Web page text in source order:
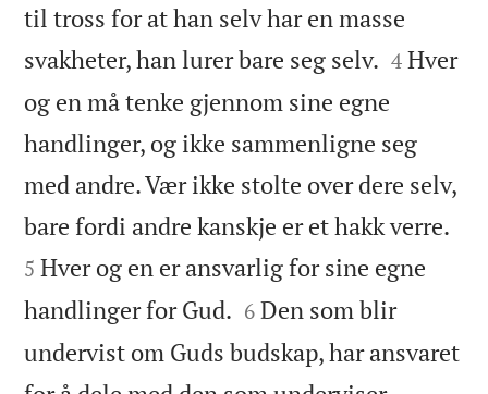
til tross for at han selv har en masse
svakheter, han lurer bare seg selv. 

4 Hver
og en må tenke gjennom sine egne
handlinger, og ikke sammenligne seg
med andre. Vær ikke stolte over dere selv,
bare fordi andre kanskje er et hakk verre.
5 Hver og en er ansvarlig for sine egne
handlinger for Gud. 

6 Den som blir
undervist om Guds budskap, har ansvaret